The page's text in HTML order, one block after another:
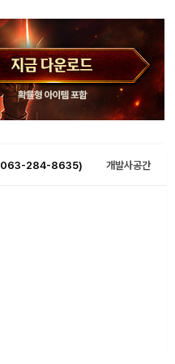
(063-284-8635) 개발사공간